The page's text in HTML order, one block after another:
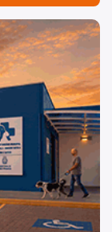
rajada,